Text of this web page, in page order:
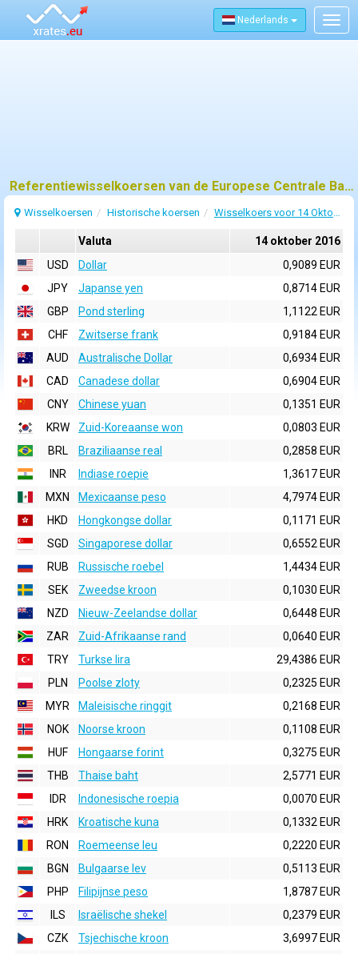
Nederlands
Referentiewisselkoersen van de Europese Centrale Bank (ECB) voor 14 oktober 2016
Wisselkoersen Historische koersen Wisselkoers voor 14 Oktober 2016
Valuta
14 oktober 2016
USD
Dollar
0,9089 EUR
JPY
Japanse yen
0,8714 EUR
GBP
Pond sterling
1,1122 EUR
CHF
Zwitserse frank
0,9184 EUR
AUD
Australische Dollar
0,6934 EUR
CAD
Canadese dollar
0,6904 EUR
CNY
Chinese yuan
0,1351 EUR
KRW
Zuid-Koreaanse won
0,0803 EUR
BRL
Braziliaanse real
0,2858 EUR
INR
Indiase roepie
1,3617 EUR
MXN
Mexicaanse peso
4,7974 EUR
HKD
Hongkongse dollar
0,1171 EUR
SGD
Singaporese dollar
0,6552 EUR
RUB
Russische roebel
1,4434 EUR
SEK
Zweedse kroon
0,1030 EUR
NZD
Nieuw-Zeelandse dollar
0,6448 EUR
ZAR
Zuid-Afrikaanse rand
0,0640 EUR
TRY
Turkse lira
29,4386 EUR
PLN
Poolse zloty
0,2325 EUR
MYR
Maleisische ringgit
0,2168 EUR
NOK
Noorse kroon
0,1108 EUR
HUF
Hongaarse forint
0,3275 EUR
THB
Thaise baht
2,5771 EUR
IDR
Indonesische roepia
0,0070 EUR
HRK
Kroatische kuna
0,1332 EUR
RON
Roemeense leu
0,2220 EUR
BGN
Bulgaarse lev
0,5113 EUR
PHP
Filipijnse peso
1,8787 EUR
ILS
Israëlische shekel
0,2379 EUR
CZK
Tsjechische kroon
3,6997 EUR